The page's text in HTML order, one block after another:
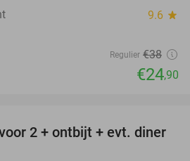
9.6 star
Regulier €38
€24,90
51%
2 + ontbijt + evt. diner